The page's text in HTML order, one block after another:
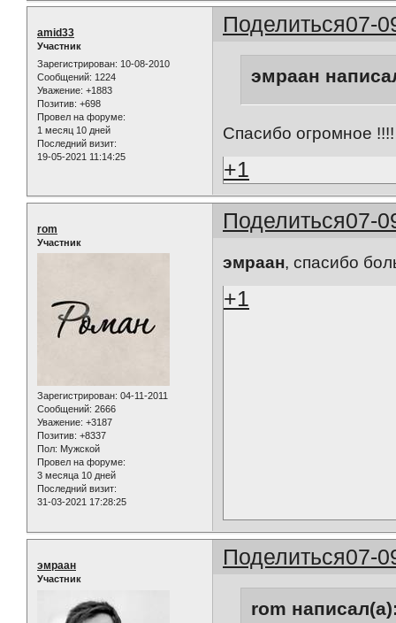
Поделиться07-
amid33
Участник
Зарегистрирован: 10-08-2010
Сообщений: 1224
Уважение: +1883
Позитив: +698
Провел на форуме:
1 месяц 10 дней
Последний визит:
19-05-2021 11:14:25
эмраан
Спасибо огромное !!!!
+1
Поделиться07-
rom
Участник
Зарегистрирован: 04-11-2011
Сообщений: 2666
Уважение: +3187
Позитив: +8337
Пол: Мужской
Провел на форуме:
3 месяца 10 дней
Последний визит:
31-03-2021 17:28:25
эмраан, спасибо
+1
Поделиться07-
эмраан
Участник
rom